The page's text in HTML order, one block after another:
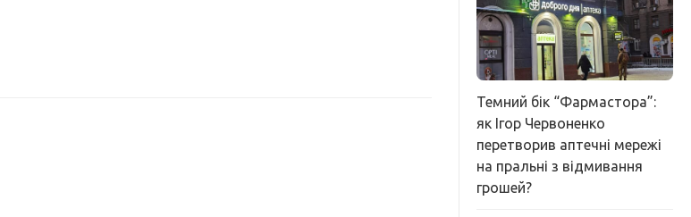
Темний бік “Фармастора”:
як Ігор Червоненко
перетворив аптечні мережі
на пральні з відмивання
грошей?